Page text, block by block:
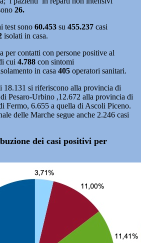
26.
test sono 60.453 su 455.237 casi
isolati in casa.
per contatti con persone positive al
cui 4.788 con sintomi
in casa 405 operatori sanitari.
18.131 si riferiscono alla provincia di
Pesaro-Urbino ,12.672 alla provincia di
Fermo, 6.655 a quella di Ascoli Piceno.
delle Marche segue anche 2.246 casi
dei casi positivi per